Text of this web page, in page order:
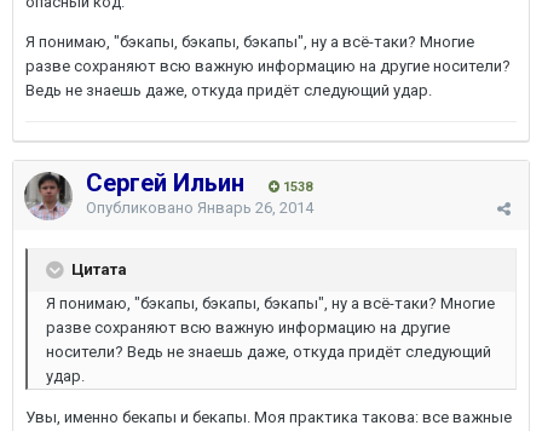
Я понимаю, "бэкапы, бэкапы, бэкапы", ну а всё-таки? Многие
разве сохраняют всю важную информацию на другие носители?
Ведь не знаешь даже, откуда придёт следующий удар.
Сергей Ильин 1538
Опубликовано Январь 26, 2014
Цитата
Я понимаю, "бэкапы, бэкапы, бэкапы", ну а всё-таки? Многие
разве сохраняют всю важную информацию на другие
носители? Ведь не знаешь даже, откуда придёт следующий
удар.
Увы, именно бекапы и бекапы. Моя практика такова: все важные